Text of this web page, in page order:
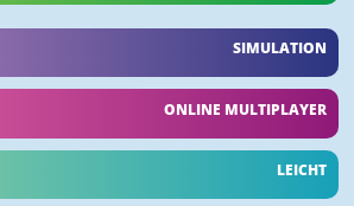
SIMULATION
ONLINE MULTIPLAYER
LEICHT